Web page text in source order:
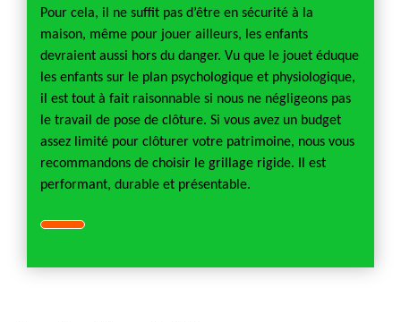
Pour cela, il ne suffit pas d’être en sécurité à la
maison, même pour jouer ailleurs, les enfants
devraient aussi hors du danger. Vu que le jouet éduque
les enfants sur le plan psychologique et physiologique,
il est tout à fait raisonnable si nous ne négligeons pas
le travail de pose de clôture. Si vous avez un budget
assez limité pour clôturer votre patrimoine, nous vous
recommandons de choisir le grillage rigide. Il est
performant, durable et présentable.